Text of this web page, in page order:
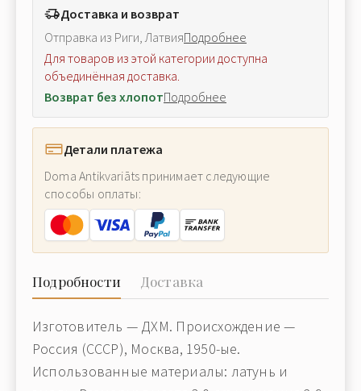
Доставка и возврат
Отправка из Риги, ЛатвияПодробнее
Для товаров из этой категории доступна
объединённая доставка.
Возврат без хлопотПодробнее
Детали платежа
Doma Antikvariāts принимает следующие
способы оплаты:
Подробности Доставка
Изготовитель — ДХМ. Происхождение —
Россия (СССР), Москва, 1950-ые.
Использованные материалы: латунь и